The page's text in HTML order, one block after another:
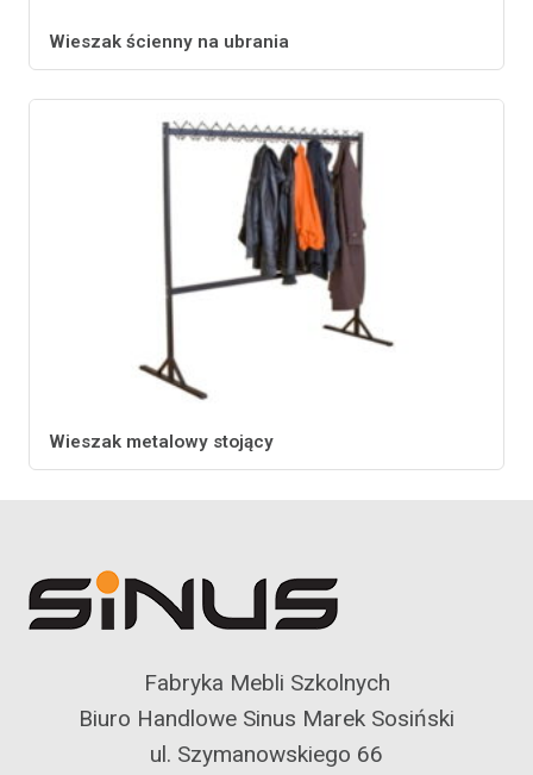
Wieszak ścienny na ubrania
Wieszak metalowy stojący
Fabryka Mebli Szkolnych
Biuro Handlowe Sinus Marek Sosiński
ul. Szymanowskiego 66